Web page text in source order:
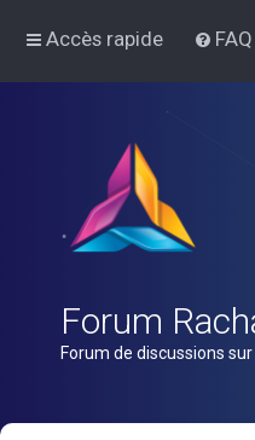
Accès rapide FAQ
Forum
Forum de discussions